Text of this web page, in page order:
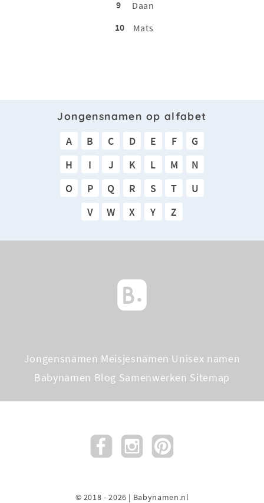
9
Daan
10
Mats
Jongensnamen op alfabet
A B C D E F
G
H
I J K L M
N
O
P Q R S T
U
V
W X Y Z
Jongensnamen Meisjesnamen Unisex namen
Babynamen Blog Samenwerken Sitemap
© 2018 - 2026 | Babynamen.nl